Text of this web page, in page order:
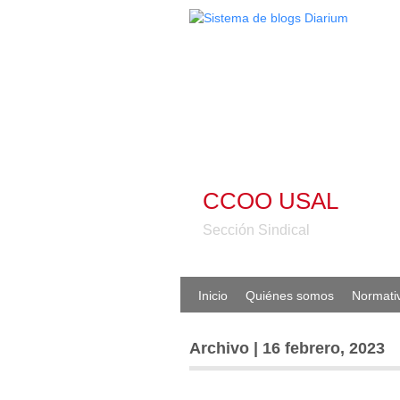
CCOO USAL
Sección Sindical
Inicio Quiénes somos
Archivo | 16 febrero, 2023